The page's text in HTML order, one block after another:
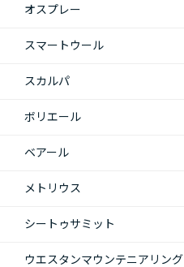
オスプレー
スマートウール
スカルパ
ボリエール
ベアール
メトリウス
シートゥサミット
ウエスタンマウンテニアリング